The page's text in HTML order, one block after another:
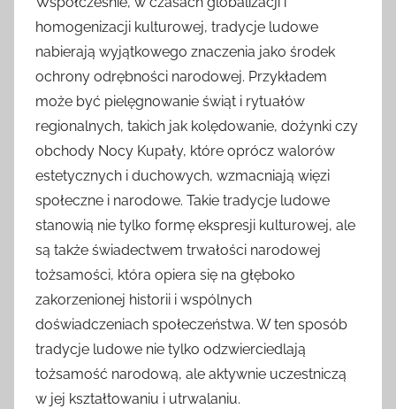
homogenizacji kulturowej, tradycje ludowe
nabierają wyjątkowego znaczenia jako środek
ochrony odrębności narodowej. Przykładem
może być pielęgnowanie świąt i rytuałów
regionalnych, takich jak kolędowanie, dożynki czy
obchody Nocy Kupały, które oprócz walorów
estetycznych i duchowych, wzmacniają więzi
społeczne i narodowe. Takie tradycje ludowe
stanowią nie tylko formę ekspresji kulturowej, ale
są także świadectwem trwałości narodowej
tożsamości, która opiera się na głęboko
zakorzenionej historii i wspólnych
doświadczeniach społeczeństwa. W ten sposób
tradycje ludowe nie tylko odzwierciedlają
tożsamość narodową, ale aktywnie uczestniczą
w jej kształtowaniu i utrwalaniu.